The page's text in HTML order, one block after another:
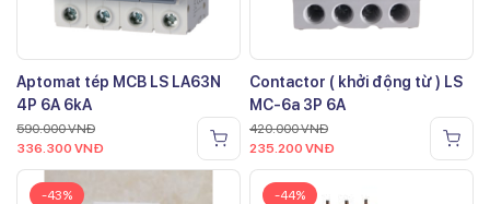
Aptomat tép MCB LS LA63N
4P 6A 6kA
590.000VNĐ
336.300 VNĐ
Contactor ( khởi động từ ) LS
MC-6a 3P 6A
420.000VNĐ
235.200 VNĐ
-43% -44%